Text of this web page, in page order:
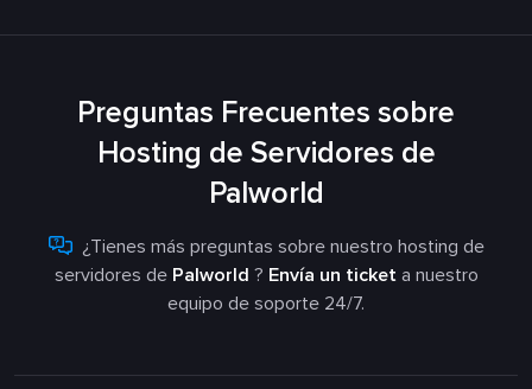
Preguntas Frecuentes sobre
Hosting de Servidores de
Palworld
¿Tienes más preguntas sobre nuestro hosting de
servidores de Palworld ? Envía un ticketa nuestro
equipo de soporte 24/7.